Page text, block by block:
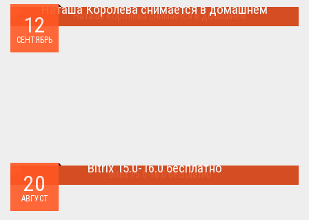
12
СЕНТЯБРЬ
Наташа Королева снимается в домашнем
20
АВГУСТ
Bitrix 15.0-16.0 бесплатно